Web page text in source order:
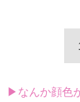
▶なんか顔色